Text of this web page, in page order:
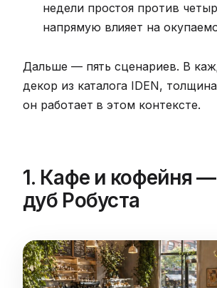
недели простоя против
напрямую влияет на
Дальше — пять сценариев. В
декор из каталога IDEN,
он работает в этом контексте.
1. Кафе и кофейня
дуб Робуста